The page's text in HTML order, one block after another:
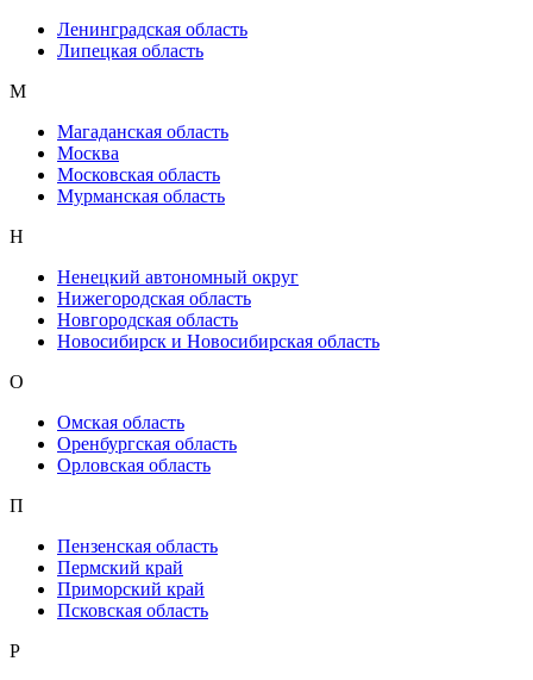
Ленинградская область
Липецкая область
М
Магаданская область
Москва
Московская область
Мурманская область
Н
Ненецкий автономный округ
Нижегородская область
Новгородская область
Новосибирск и Новосибирская область
О
Омская область
Оренбургская область
Орловская область
П
Пензенская область
Пермский край
Приморский край
Псковская область
Р